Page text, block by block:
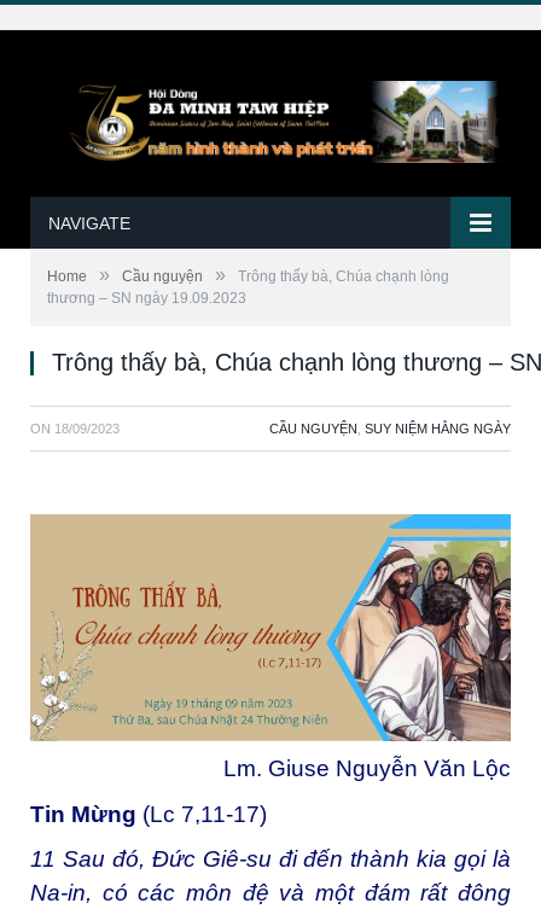
NAVIGATE
Home » Cầu nguyện »
Trông thấy bà, Chúa chạnh lòng
thương – SN ngày 19.09.2023
Trông thấy bà, Chúa chạnh lòng thương –
ON 18/09/2023 CẦU NGUYỆN SUY NIỆM HẰNG NGÀY
Lm. Giuse Nguyễn Văn Lộc
Tin Mừng (Lc 7,11-17)
11 Sau đó, Đức Giê-su đi đến thành kia gọi là
Na-in, có các môn đệ và một đám rất đông